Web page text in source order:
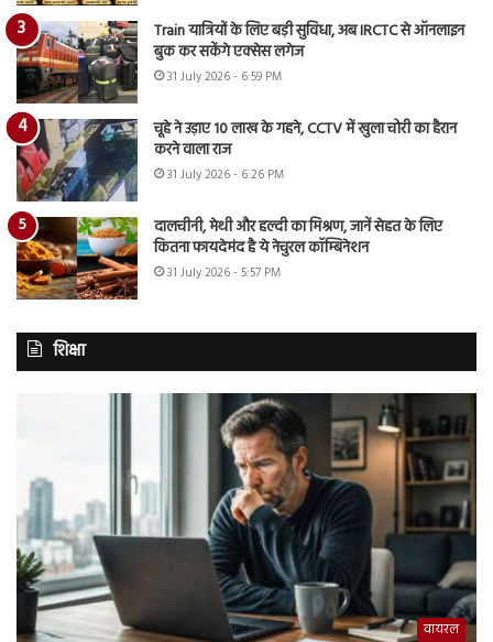
Train यात्रियों के लिए बड़ी सुविधा, अब IRCTC से ऑनलाइन
बुक कर सकेंगे एक्सेस लगेज
31 July 2026 - 6:59 PM
चूहे ने उड़ाए 10 लाख के गहने, CCTV में खुला चोरी का हैरान
करने वाला राज
31 July 2026 - 6:26 PM
दालचीनी, मेथी और हल्दी का मिश्रण, जानें सेहत के लिए
कितना फायदेमंद है ये नेचुरल कॉम्बिनेशन
31 July 2026 - 5:57 PM
शिक्षा
वायरल